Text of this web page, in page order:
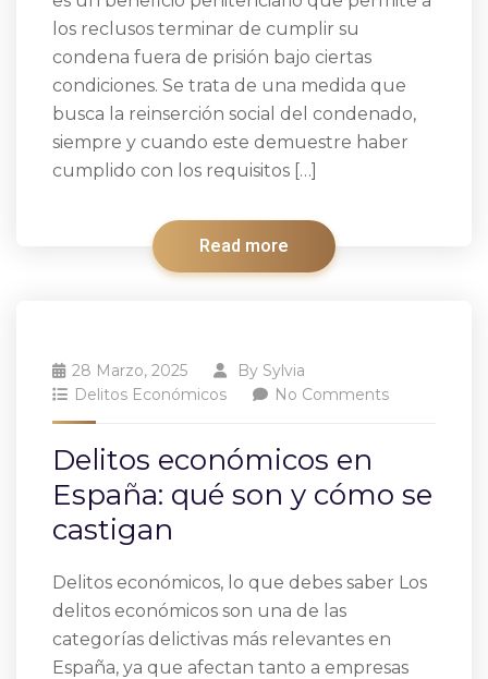
los reclusos terminar de cumplir su
condena fuera de prisión bajo ciertas
condiciones. Se trata de una medida que
busca la reinserción social del condenado,
siempre y cuando este demuestre haber
cumplido con los requisitos […]
Read more
28 Marzo, 2025 By Sylvia
Delitos Económicos
No Comments
Delitos económicos en
España: qué son y cómo se
castigan
Delitos económicos, lo que debes saber Los
delitos económicos son una de las
categorías delictivas más relevantes en
España, ya que afectan tanto a empresas